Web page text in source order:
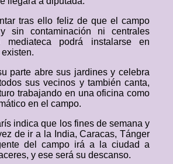
tras ello feliz de que el campo
sin contaminación ni centrales
podrá instalarse en
parte abre sus jardines y celebra
sus vecinos y también canta,
trabajando en una oficina como
en el campo.
indica que los fines de semana y
de ir a la India, Caracas, Tánger
del campo irá a la ciudad a
y ese será su descanso.